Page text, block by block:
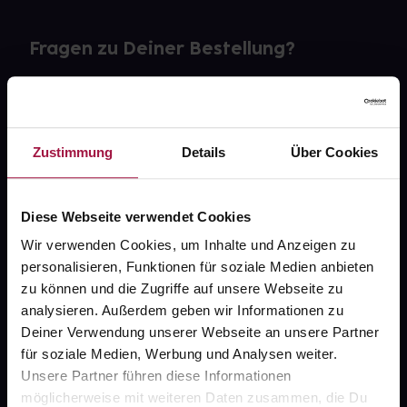
Zustimmung Details Über Cookies
Diese Webseite verwendet Cookies
Wir verwenden Cookies, um Inhalte und Anzeigen zu
personalisieren, Funktionen für soziale Medien anbieten
zu können und die Zugriffe auf unsere Webseite zu
analysieren. Außerdem geben wir Informationen zu
Deiner Verwendung unserer Webseite an unsere Partner
für soziale Medien, Werbung und Analysen weiter.
Unsere Partner führen diese Informationen
möglicherweise mit weiteren Daten zusammen, die Du
Fragen zu Deiner Bestellung?
gesund.de
Über uns
Karriere
Newsletter